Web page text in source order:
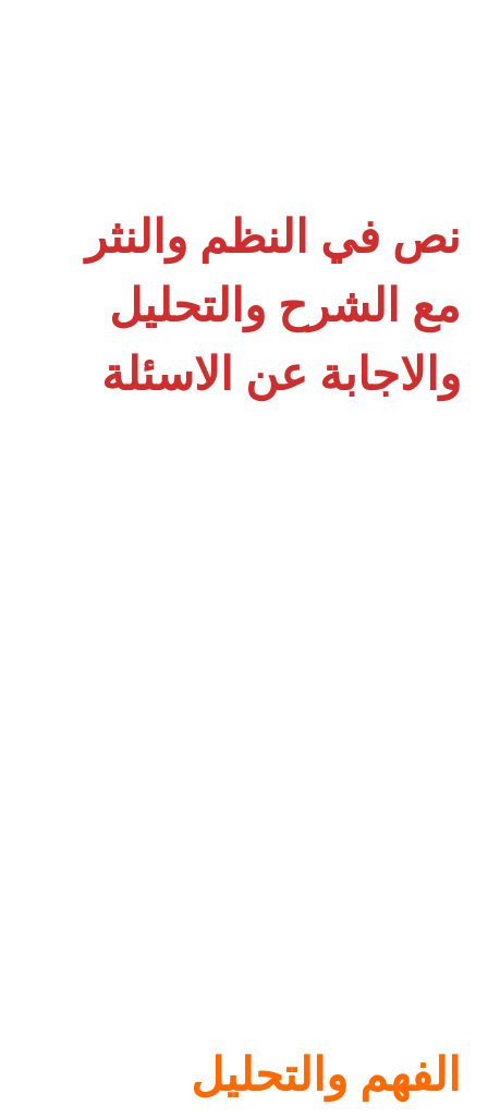
نص في النظم والنثر
مع الشرح والتحليل
والاجابة عن الاسئلة
الفهم والتحليل